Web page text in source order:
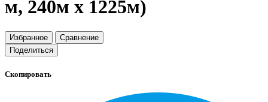
м, 240м х 1225м)
Избранное
Сравнение
Поделиться
Скопировать